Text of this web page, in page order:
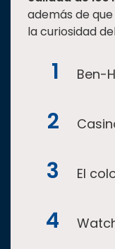
además de
la curiosidad
Ben-
El